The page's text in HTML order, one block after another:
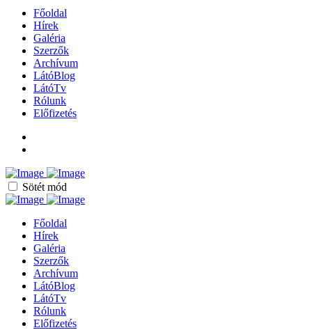
Főoldal
Hírek
Galéria
Szerzők
Archívum
LátóBlog
LátóTv
Rólunk
Előfizetés
Sötét mód
Főoldal
Hírek
Galéria
Szerzők
Archívum
LátóBlog
LátóTv
Rólunk
Előfizetés